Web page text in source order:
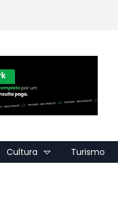
Cultura Turismo